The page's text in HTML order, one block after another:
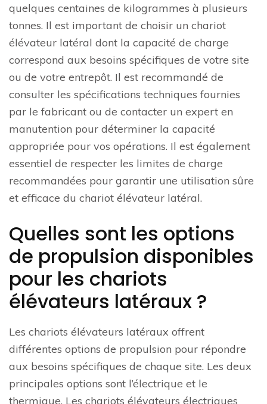
quelques centaines de kilogrammes à plusieurs
tonnes. Il est important de choisir un chariot
élévateur latéral dont la capacité de charge
correspond aux besoins spécifiques de votre site
ou de votre entrepôt. Il est recommandé de
consulter les spécifications techniques fournies
par le fabricant ou de contacter un expert en
manutention pour déterminer la capacité
appropriée pour vos opérations. Il est également
essentiel de respecter les limites de charge
recommandées pour garantir une utilisation sûre
et efficace du chariot élévateur latéral.
Quelles sont les options
de propulsion disponibles
pour les chariots
élévateurs latéraux ?
Les chariots élévateurs latéraux offrent
différentes options de propulsion pour répondre
aux besoins spécifiques de chaque site. Les deux
principales options sont l’électrique et le
thermique. Les chariots élévateurs électriques